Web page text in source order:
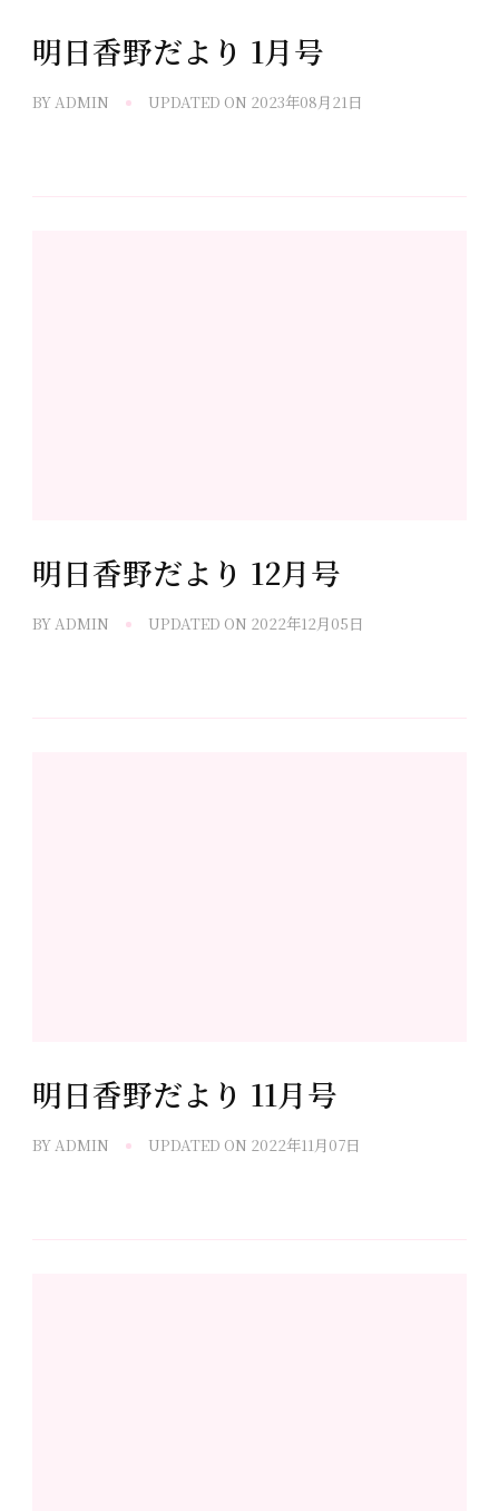
明日香野だより 1月号
BYADMIN UPDATED ON 2023年08月21日
明日香野だより 12月号
BYADMIN UPDATED ON 2022年12月05日
明日香野だより 11月号
BYADMIN UPDATED ON 2022年11月07日